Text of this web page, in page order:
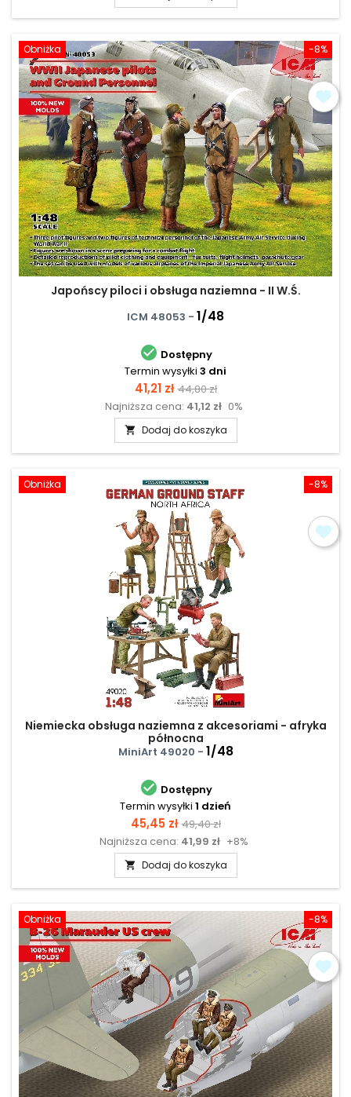
-8%
Obniżka
Japońscy piloci i obsługa naziemna - II W.Ś.
ICM 48053 - 1/48
 Dostępny
Termin wysyłki 3 dni
Cena
41,21 zł Cena
podstawowa
44,80 zł
Najniższa cena: 41,12 zł 0%
 Dodaj do koszyka
-8%
Obniżka
Niemiecka obsługa naziemna z akcesoriami - afryka
północna
MiniArt 49020 - 1/48
 Dostępny
Termin wysyłki 1 dzień
Cena
45,45 zł Cena
podstawowa
49,40 zł
Najniższa cena: 41,99 zł +8%
 Dodaj do koszyka
-8%
Obniżka